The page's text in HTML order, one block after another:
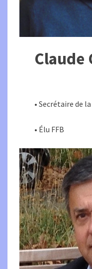
Claude
• Secrétaire de
• Élu FFB